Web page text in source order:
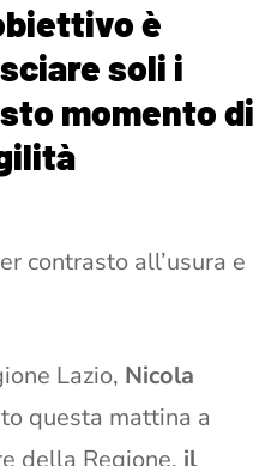
è
soli i
momento di
contrasto all’usura e
Lazio, Nicola
questa mattina a